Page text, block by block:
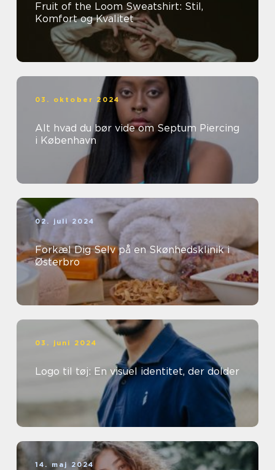
Fruit of the Loom Sweatshirt: Stil,
Komfort og Kvalitet
03. oktober 2024
Alt hvad du bør vide om Septum Piercing
i København
02. juli 2024
Forkæl Dig Selv på en Skønhedsklinik i
Østerbro
03. juni 2024
Logo til tøj: En visuel identitet, der dolder
14. maj 2024